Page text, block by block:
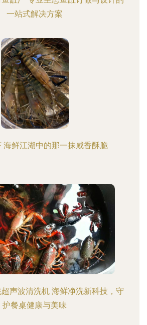
一站式解决方案
海鲜江湖中的那一抹咸香酥脆
声波清洗机 海鲜净洗新科技，守
护餐桌健康与美味